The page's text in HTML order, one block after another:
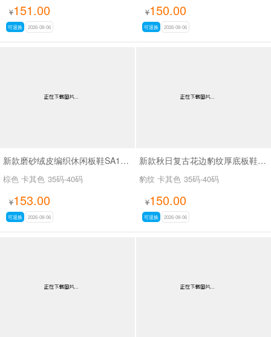
¥151.00
可退换 2026-08-06
¥150.00
可退换 2026-08-06
新款磨砂绒皮编织休闲板鞋SA18035
棕色 卡其色 35码-40码
¥153.00
可退换 2026-08-06
新款秋日复古花边豹纹厚底板鞋SA18036
豹纹 卡其色 35码-40码
¥150.00
可退换 2026-08-06